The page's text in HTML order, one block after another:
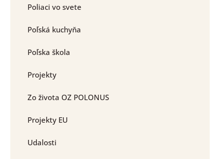
Poliaci vo svete
Poľská kuchyňa
Poľska škola
Projekty
Zo života OZ POLONUS
Projekty EU
Udalosti